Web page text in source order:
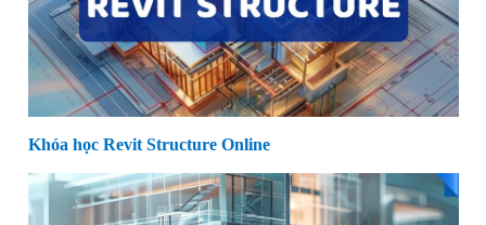
Khóa học Revit Structure Online